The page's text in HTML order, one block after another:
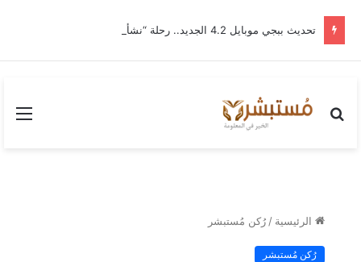
بحث
الرئيسية / رُكن مُستبشر
رُكن مُستبشر